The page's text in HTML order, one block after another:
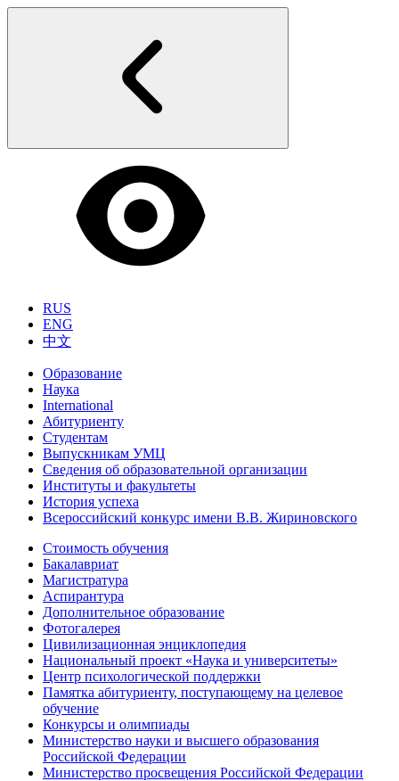
RUS
ENG
中文
Образование
Наука
International
Абитуриенту
Студентам
Выпускникам УМЦ
Сведения об образовательной организации
Институты и факультеты
История успеха
Всероссийский конкурс имени В.В. Жириновского
Стоимость обучения
Бакалавриат
Магистратура
Аспирантура
Дополнительное образование
Фотогалерея
Цивилизационная энциклопедия
Национальный проект «Наука и университеты»
Центр психологической поддержки
Памятка абитуриенту, поступающему на целевое
обучение
Конкурсы и олимпиады
Министерство науки и высшего образования
Российской Федерации
Министерство просвещения Российской Федерации